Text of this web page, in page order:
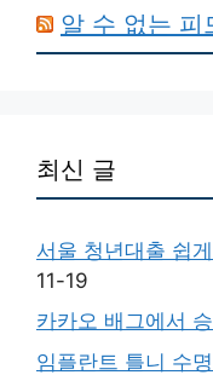
알 수 없는 피
최신 글
서울 청년대출 쉽
11-19
카카오 배그에서
임플란트 틀니 수